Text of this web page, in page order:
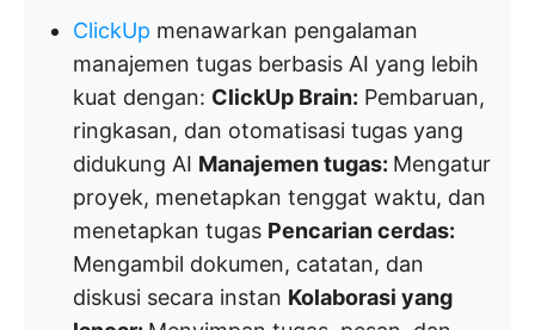
ClickUp menawarkan pengalaman
manajemen tugas berbasis AI yang lebih
kuat dengan: ClickUp Brain: Pembaruan,
ringkasan, dan otomatisasi tugas yang
didukung AI Manajemen tugas: Mengatur
proyek, menetapkan tenggat waktu, dan
menetapkan tugas Pencarian cerdas:
Mengambil dokumen, catatan, dan
diskusi secara instan Kolaborasi yang